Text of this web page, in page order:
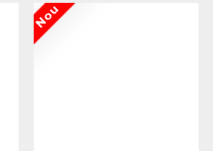
Nou